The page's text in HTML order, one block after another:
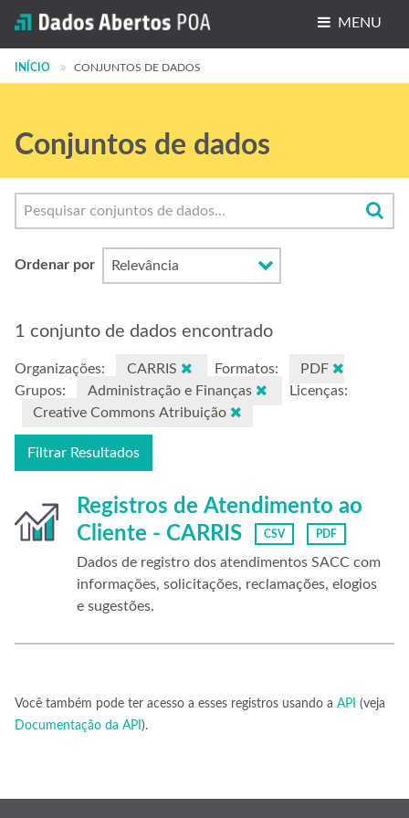
MENU
Conjuntos de dados
Grupos
Sobre
INÍCIO CONJUNTOS DE DADOS
Conjuntos de dados
Ordenar por
1 conjunto de dados encontrado
Organizações: CARRIS Formatos:
PDF
Grupos:
Administração e Finanças
Licenças:
Creative Commons Atribuição
Filtrar Resultados
Registros de Atendimento ao
Cliente - CARRIS
CSV PDF
Dados de registro dos atendimentos SACC com
informações, solicitações, reclamações, elogios
e sugestões.
Você também pode ter acesso a esses registros usando a API (veja
Documentação da API ).